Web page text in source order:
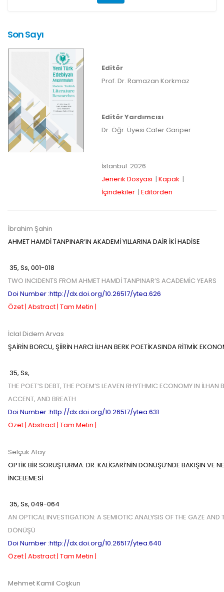
Son Sayı
Editör
Prof. Dr. Ramazan Korkmaz
Editör Yardımcısı
Dr. Öğr. Üyesi Cafer Gariper
İstanbul 2026
Jenerik Dosyası | Kapak |
İçindekiler | Editörden
İbrahim Şahin
AHMET HAMDİ TANPINAR’IN AKADEMİ YILLARINA DAİR İKİ HADİSE
35, Ss, 001-018
TWO INCIDENTS FROM AHMET HAMDİ TANPINAR’S ACADEMİC YEARS
Doi Number :http://dx.doi.org/10.26517/ytea.626
Özet | Abstract | Tam Metin |
İclal Didem Arvas
ŞAİRİN BORCU, ŞİİRİN HARCI İLHAN BERK POETİKASINDA RİTMİK
35, Ss,
THE POET’S DEBT, THE POEM’S LEAVEN RHYTHMIC ECONOMY IN İLHAN
ACCENT, AND BREATH
Doi Number :http://dx.doi.org/10.26517/ytea.631
Özet | Abstract | Tam Metin |
Selçuk Atay
OPTİK BİR SORUŞTURMA: DR. KALİGARİ’NİN DÖNÜŞÜ’NDE BAKIŞIN VE
İNCELEMESİ
35, Ss, 049-064
AN OPTICAL INVESTIGATION: A SEMIOTIC ANALYSIS OF THE GAZE AND
DÖNÜŞÜ
Doi Number :http://dx.doi.org/10.26517/ytea.640
Özet | Abstract | Tam Metin |
Mehmet Kamil Coşkun